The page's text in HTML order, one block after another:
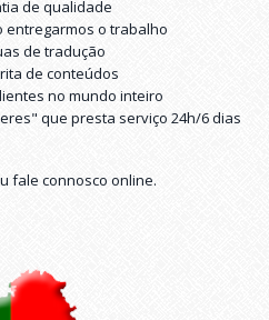
de qualidade
entregarmos o trabalho
de tradução
de conteúdos
no mundo inteiro
que presta serviço 24h/6 dias
fale connosco online.